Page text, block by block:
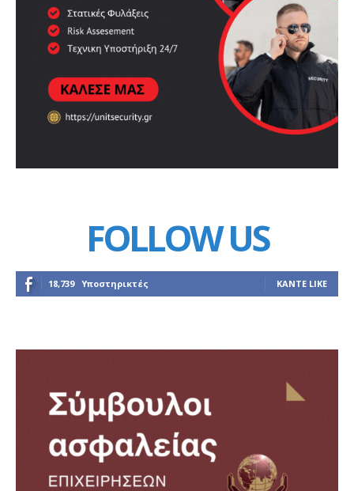
FOLLOW US
18,739 Υποστηρικτές ΚΆΝΤΕ LIKE